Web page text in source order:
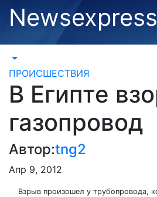
Перейти
содержимому
ПРОИСШЕСТВИЯ
В Египте
газопровод
Автор:tng2
Апр 9, 2012
Взрыв произошел у трубопровода,